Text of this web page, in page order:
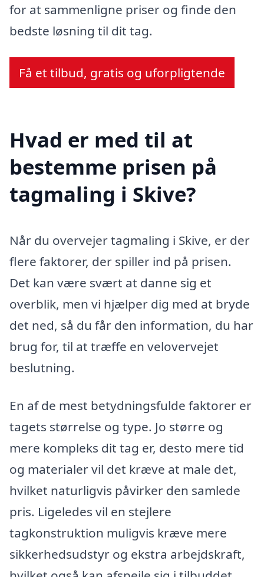
for at sammenligne priser og finde den
bedste løsning til dit tag.
Få et tilbud, gratis og uforpligtende
Hvad er med til at
bestemme prisen på
tagmaling i Skive?
Når du overvejer tagmaling i Skive, er der
flere faktorer, der spiller ind på prisen.
Det kan være svært at danne sig et
overblik, men vi hjælper dig med at bryde
det ned, så du får den information, du har
brug for, til at træffe en velovervejet
beslutning.
En af de mest betydningsfulde faktorer er
tagets størrelse og type. Jo større og
mere kompleks dit tag er, desto mere tid
og materialer vil det kræve at male det,
hvilket naturligvis påvirker den samlede
pris. Ligeledes vil en stejlere
tagkonstruktion muligvis kræve mere
sikkerhedsudstyr og ekstra arbejdskraft,